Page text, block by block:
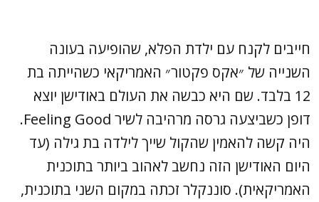
חייבים לקנח עם ילדת הפלא, שהופיעה בעונה
השנייה של ״אקס פקטור״ האמריקאי כשהייתה בת
12 בלבד. שם היא כבשה את העולם באודישן יוצא
דופן כשביצעה גרסה מרהיבה לשיר Feeling Good.
היה קשה להאמין שהקול שייך לילדה בת גילה (עד
היום האודישן הזה נחשב לאהוב ביותר בתוכנית
האמריקאית). סוננקלר זכתה במקום השני בתוכנית,